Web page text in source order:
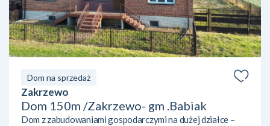
Dom na sprzedaż
Zakrzewo
Dom 150m /Zakrzewo- gm .Babiak
Dom z zabudowaniami gospodarczymi na dużej działce –